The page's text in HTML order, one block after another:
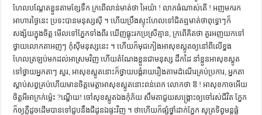
ហែល​បណ្ដែត​ខ្លួន​តាម​ខ្សែ​ទឹក​ ក្រពើ​លាន់​មាត់​ថា អៃយ៉ា ! លាភ​ធំ​ណាស់​តើ ! អញ​មក​រក​
អាហារ​ថ្ងៃ​នេះ​ ប្រទះ​បាន​មនុស្ស​ស៊ី ។ ហើយ​ប្រឹង​ស្ទុះ​ហែល​ទៅ​ជិត​ឮ​មាត់​ថា​ពុទ្ធោៗ​ក៏​
សង្ស័យ​ក្នុង​ចិត្ត​ មើល​ទៅ​ភ្នែក​ទាំង​ពីរ​ ឃើញ​ធ្លុះ​រក​ប្រស្រី​គ្មាន, ក្រពើ​គិត​ថា គួរ​អញ​យក​ទៅ​
ថ្វាយ​លោក​តា​អញៗ​ កុំ​ស៊ី​មនុស្ស​នេះ ។ ហើយ​ក៏​មុជ​កៀង​អា​សុខ​ស្លូត​ឲ្យ​នៅ​ពី​លើ​ខ្នង​
ហែល​ត្រឡប់​មក​ដល់​អា​ស្រម​វិញ​ ហើយ​តំណែង​ខ្លួន​ជា​មនុស្ស​ ដឹក​ដៃ​ នាំ​ខ្លួន​អា​សុខ​ស្លូត​
ទៅ​ថ្វាយ​អ្នកតាៗ​ សួរ, អា​សុខ​ស្លូត​នោះ​ក៏​ថ្វាយ​បង្គំ​រាយ​រឿង​តាម​ដំណើរ​គ្រប់​ប្រការ, អ្នកតា​
ស្ដាប់​សព្វ​គ្រប់​ហើយ​មាន​ចិត្ត​មេត្តា​អា​សុខ​ស្លូត​នោះ​ពន់​ពេក​ លោក​ថា ឱ ! អា​សុខ​កាច​អើយ​
ចិត្ត​អី​អាក្រក់​ម្ល៉េះ ?ណ្ហើយ! ចៅ​សុខ​ស្លូត​ឯង​កុំ​ភ័យ​ សឹម​តា​ជួយ​សង្រ្គោះ​ឲ្យ​ចៅ​រស់​ជីវិត​ ភ្នែក​
ក៏​ឲ្យ​ភ្លឺ​ដូច​ដើម​បាន​ទៅ​ជួប​នឹង​ជីដូន​ឯ​ផ្ទះ​វិញ ។ ថា​ហើយ​ក៏​ផ្សំ​ថ្នាំ​ដាក់​ភ្នែក​ សូត្រ​ទិព្វ​មន្ត​ផ្លុំ​